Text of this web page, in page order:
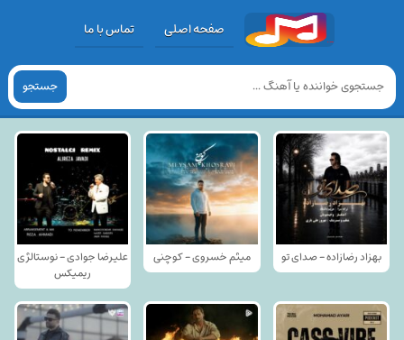
صفحه اصلی تماس با ما
جستجو
بهزاد رضازاده - صدای تو میثم خسروی - کوچنی
علیرضا جوادی - نوستالژی
ریمیکس